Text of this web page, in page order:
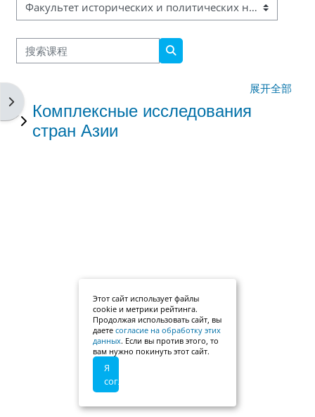
打开块抽屉
课程类别
搜索课程
搜索课程
展开全部
Комплексные исследования
стран Азии
Этот сайт использует файлы
cookie и метрики рейтинга.
Продолжая использовать сайт, вы
даете согласие на обработку этих
данных. Если вы против этого, то
вам нужно покинуть этот сайт.
Я
согласен